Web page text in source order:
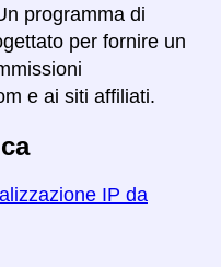
programma di
per fornire un
e ai siti affiliati.
IP da